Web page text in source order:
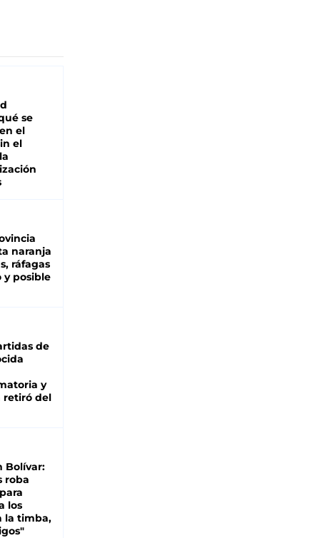
se
el
el
naranja
ráfagas
y posible
de
y
retiró del
Bolívar:
roba
los
la timba,